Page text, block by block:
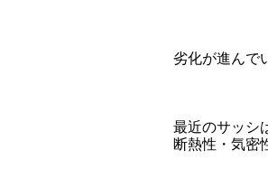
劣化が進んで
最近のサッシ
断熱性・気密